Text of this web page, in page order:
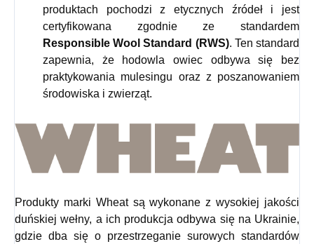
produktach pochodzi z etycznych źródeł i jest
certyfikowana zgodnie ze standardem
Responsible Wool Standard (RWS). Ten standard
zapewnia, że hodowla owiec odbywa się bez
praktykowania mulesingu oraz z poszanowaniem
środowiska i zwierząt.
Produkty marki Wheat są wykonane z wysokiej jakości
duńskiej wełny, a ich produkcja odbywa się na Ukrainie,
gdzie dba się o przestrzeganie surowych standardów